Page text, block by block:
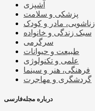
آشپزی
پزشکی و سلامت
زناشویی، مادر و کودک
سبک زندگی و خانواده
سرگرمی
طبیعت و حیوانات
علمی و تکنولوژی
فرهنگی، هنر و سینما
گردشگری و مهاجرت
درباره مجله‌فارسی